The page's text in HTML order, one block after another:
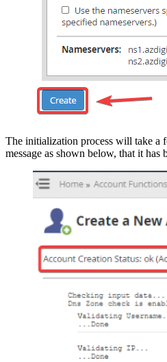
The initialization process will take a
message as shown below, that it has